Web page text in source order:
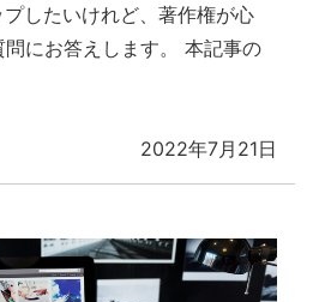
プしたいけれど、著作権が心
にお答えします。 本記事の
2022年7月21日